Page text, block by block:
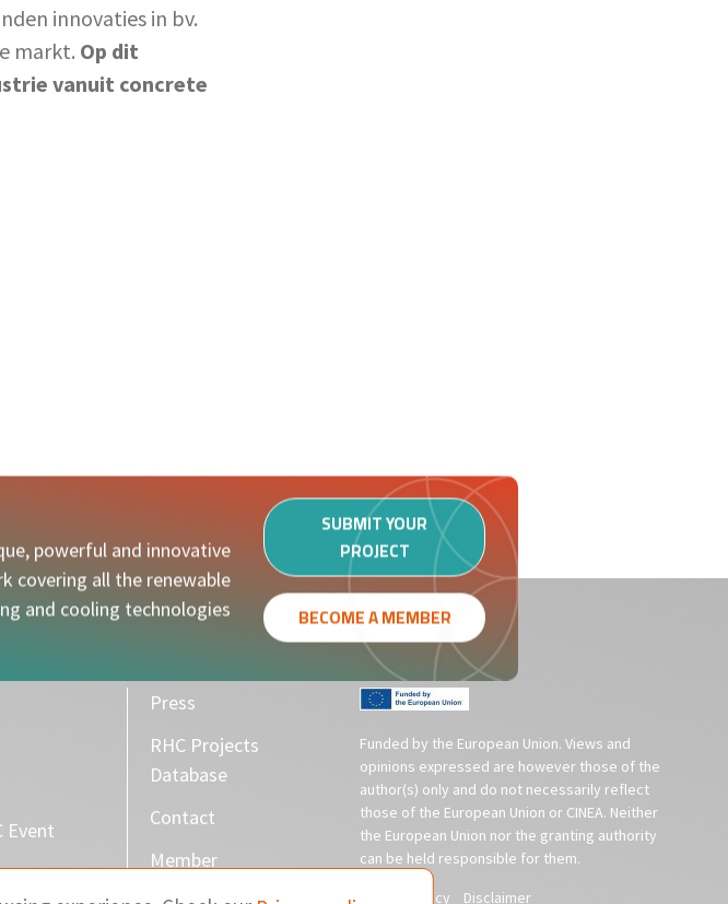
innovaties in bv.
markt. Op dit
vanuit concrete
powerful and innovative
covering all the renewable
and cooling technologies
SUBMIT YOUR
PROJECT
BECOME A MEMBER
Event
Press
RHC Projects
Database
Contact
Member
Funded by the European Union. Views and
opinions expressed are however those of the
author(s) only and do not necessarily reflect
those of the European Union or CINEA. Neither
the European Union nor the granting authority
can be held responsible for them.
Privacy policy
Disclaimer